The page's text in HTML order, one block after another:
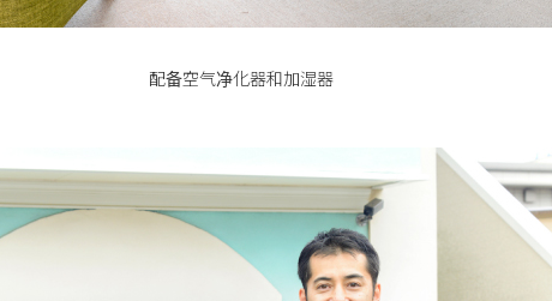
配备空气净化器和加湿器